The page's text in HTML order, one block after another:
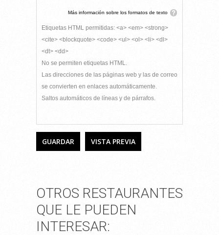
Más información sobre los formatos de texto
Etiquetas HTML permitidas: <a> <em> <strong>
<cite> <blockquote> <code> <ul> <ol> <li> <dl>
<dt> <dd>
No se permiten etiquetas HTML.
Las direcciones de las páginas web y las de correo
se convierten en enlaces automáticamente.
Saltos automáticos de líneas y de párrafos.
OTROS RESTAURANTES
QUE LE PUEDEN
INTERESAR: